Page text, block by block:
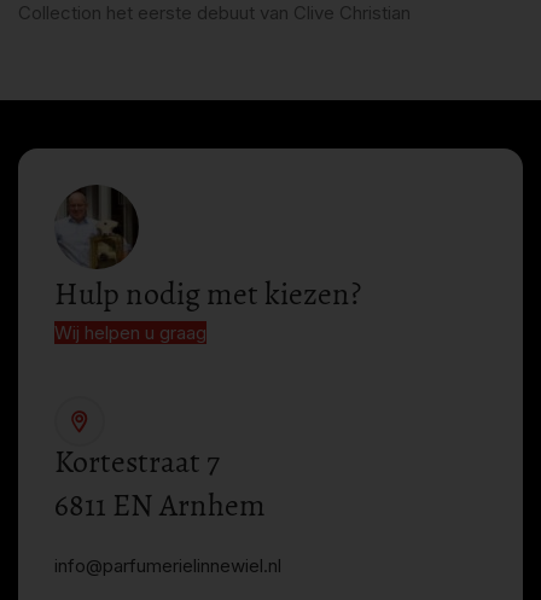
Collection het eerste debuut van Clive Christian
Hulp nodig met kiezen?
Wij helpen u graag
Kortestraat 7
6811 EN Arnhem
info@parfumerielinnewiel.nl